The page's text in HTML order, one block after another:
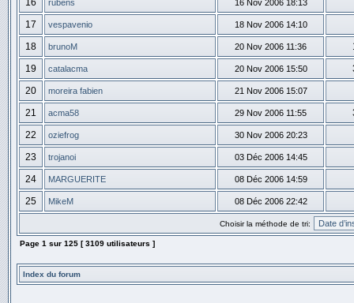
16 rubens 16 Nov 2006 18:13
17 vespavenio 18 Nov 2006 14:10
18 brunoM 20 Nov 2006 11:36
19
catalacma 20 Nov 2006 15:50
20
moreira fabien 21 Nov 2006 15:07
21 acma58 29 Nov 2006 11:55
22
oziefrog 30 Nov 2006 20:23
23 trojanoi 03 Déc 2006 14:45
24 MARGUERITE 08 Déc 2006 14:59
25 MikeM 08 Déc 2006 22:42
Choisir la méthode de tri:
Page 1 sur 125 [ 3109 utilisateurs ]
Index du forum